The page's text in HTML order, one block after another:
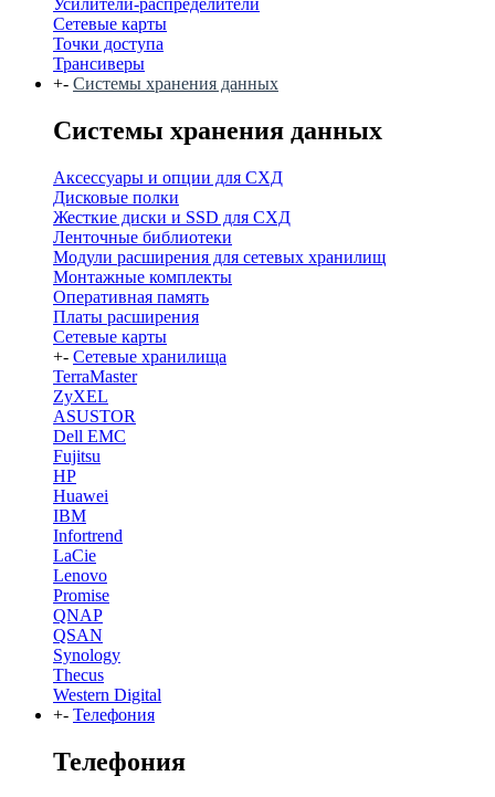
Сетевые карты
Точки доступа
Трансиверы
+- Системы хранения данных
Системы хранения данных
Аксессуары и опции для СХД
Дисковые полки
Жесткие диски и SSD для СХД
Ленточные библиотеки
Модули расширения для сетевых хранилищ
Монтажные комплекты
Оперативная память
Платы расширения
Сетевые карты
+- Сетевые хранилища
TerraMaster
ZyXEL
ASUSTOR
Dell EMC
Fujitsu
HP
Huawei
IBM
Infortrend
LaCie
Lenovo
Promise
QNAP
QSAN
Synology
Thecus
Western Digital
+- Телефония
Телефония